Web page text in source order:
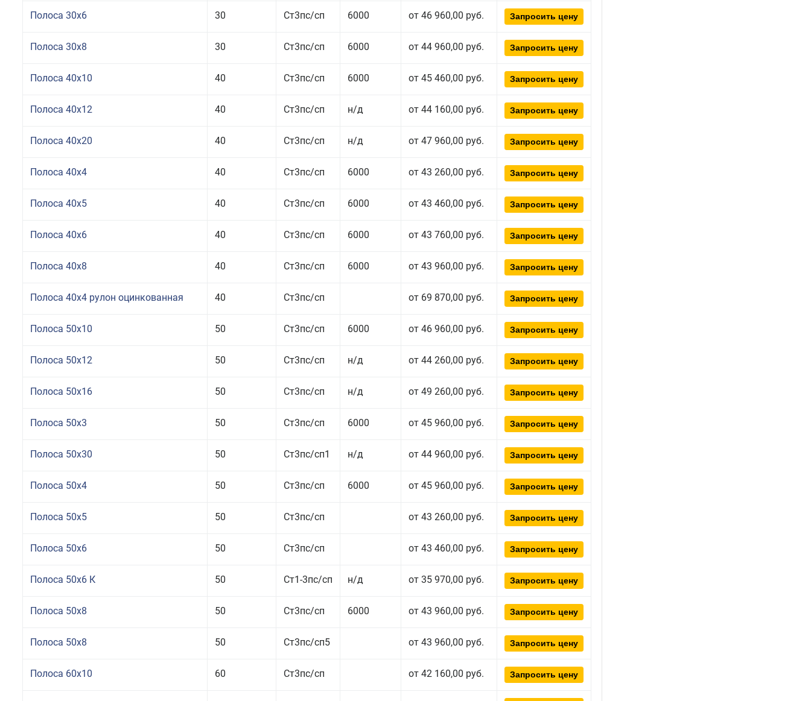
Полоса 30x6 30 Ст3пс/сп 6000 от 46 960,00 руб. Запросить цену
Полоса 30x8 30 Ст3пс/сп 6000 от 44 960,00 руб. Запросить цену
Полоса 40x10 40 Ст3пс/сп 6000 от 45 460,00 руб. Запросить цену
Полоса 40x12 40 Ст3пс/сп н/д от 44 160,00 руб. Запросить цену
Полоса 40x20 40 Ст3пс/сп н/д от 47 960,00 руб. Запросить цену
Полоса 40x4 40 Ст3пс/сп 6000 от 43 260,00 руб. Запросить цену
Полоса 40x5 40 Ст3пс/сп 6000 от 43 460,00 руб. Запросить цену
Полоса 40x6 40 Ст3пс/сп 6000 от 43 760,00 руб. Запросить цену
Полоса 40x8 40 Ст3пс/сп 6000 от 43 960,00 руб. Запросить цену
Полоса 40x4 рулон оцинкованная 40 Ст3пс/сп от 69 870,00 руб. Запросить цену
Полоса 50x10 50 Ст3пс/сп 6000 от 46 960,00 руб. Запросить цену
Полоса 50x12 50 Ст3пс/сп н/д от 44 260,00 руб. Запросить цену
Полоса 50x16 50 Ст3пс/сп н/д от 49 260,00 руб. Запросить цену
Полоса 50x3 50 Ст3пс/сп 6000 от 45 960,00 руб. Запросить цену
Полоса 50x30 50 Ст3пс/сп1 н/д от 44 960,00 руб. Запросить цену
Полоса 50x4 50 Ст3пс/сп 6000 от 45 960,00 руб. Запросить цену
Полоса 50x5 50 Ст3пс/сп от 43 260,00 руб. Запросить цену
Полоса 50x6 50 Ст3пс/сп от 43 460,00 руб. Запросить цену
Полоса 50x6 К 50 Ст1-3пс/сп н/д от 35 970,00 руб. Запросить цену
Полоса 50x8 50 Ст3пс/сп 6000 от 43 960,00 руб. Запросить цену
Полоса 50x8 50 Ст3пс/сп5 от 43 960,00 руб. Запросить цену
Полоса 60x10 60 Ст3пс/сп от 42 160,00 руб. Запросить цену